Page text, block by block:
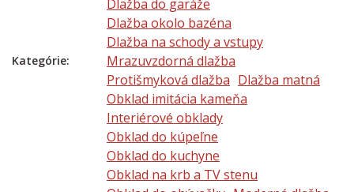
Kategórie:
Dlažba do garáže
Dlažba okolo bazéna
Dlažba na schody a vstupy
Mrazuvzdorná dlažba
Protišmyková dlažba Dlažba matná
Obklad imitácia kameňa
Interiérové obklady
Obklad do kúpeľne
Obklad do kuchyne
Obklad na krb a TV stenu